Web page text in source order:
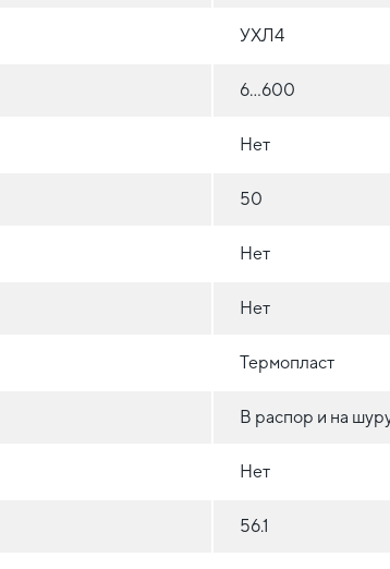
УХЛ4
6…600
Нет
50
Нет
Нет
Термопласт
В распор и на
Нет
56.1